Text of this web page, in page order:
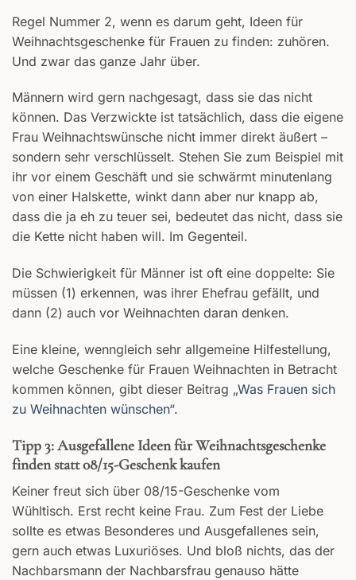
Regel Nummer 2, wenn es darum geht, Ideen für
Weihnachtsgeschenke für Frauen zu finden: zuhören.
Und zwar das ganze Jahr über.
Männern wird gern nachgesagt, dass sie das nicht
können. Das Verzwickte ist tatsächlich, dass die eigene
Frau Weihnachtswünsche nicht immer direkt äußert –
sondern sehr verschlüsselt. Stehen Sie zum Beispiel mit
ihr vor einem Geschäft und sie schwärmt minutenlang
von einer Halskette, winkt dann aber nur knapp ab,
dass die ja eh zu teuer sei, bedeutet das nicht, dass sie
die Kette nicht haben will. Im Gegenteil.
Die Schwierigkeit für Männer ist oft eine doppelte: Sie
müssen (1) erkennen, was ihrer Ehefrau gefällt, und
dann (2) auch vor Weihnachten daran denken.
Eine kleine, wenngleich sehr allgemeine Hilfestellung,
welche Geschenke für Frauen Weihnachten in Betracht
kommen können, gibt dieser Beitrag „Was Frauen sich
zu Weihnachten wünschen“.
Tipp 3: Ausgefallene Ideen für Weihnachtsgeschenke
finden statt 08/15-Geschenk kaufen
Keiner freut sich über 08/15-Geschenke vom
Wühltisch. Erst recht keine Frau. Zum Fest der Liebe
sollte es etwas Besonderes und Ausgefallenes sein,
gern auch etwas Luxuriöses. Und bloß nichts, das der
Nachbarsmann der Nachbarsfrau genauso hätte